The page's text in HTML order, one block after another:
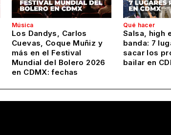
Música
Los Dandys, Carlos
Cuevas, Coque Muñiz y
más en el Festival
Mundial del Bolero 2026
en CDMX: fechas
Qué hacer
Salsa, high
banda: 7
sacar los
bailar en